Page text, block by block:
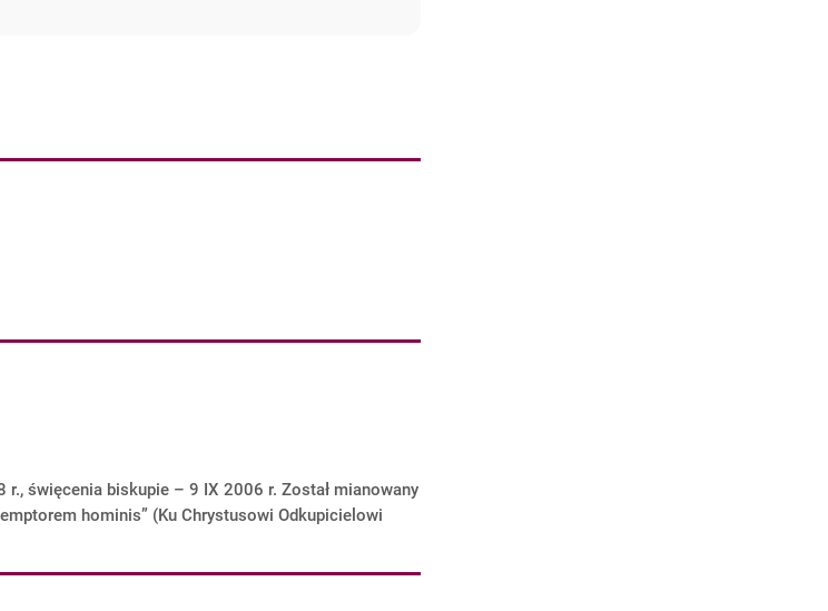
r., święcenia biskupie – 9 IX 2006 r. Został mianowany
hominis” (Ku Chrystusowi Odkupicielowi